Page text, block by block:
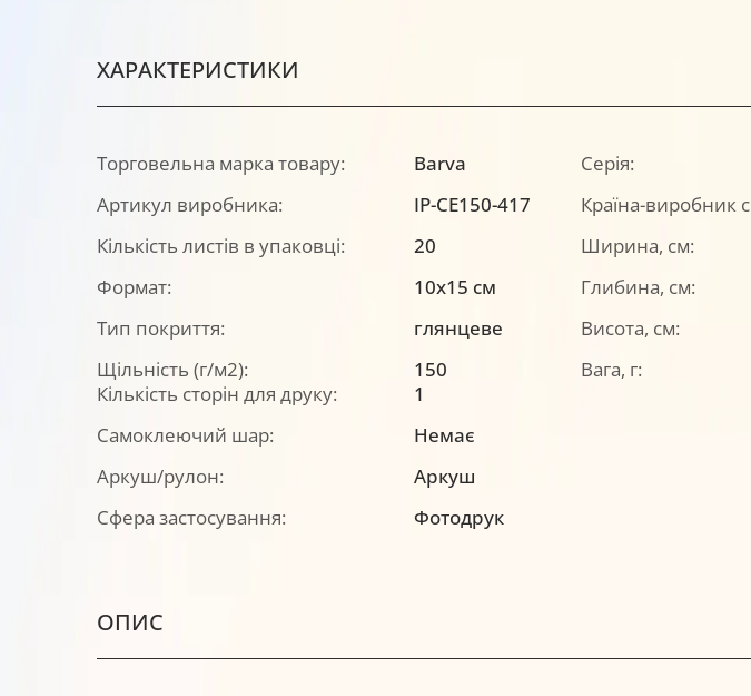
ХАРАКТЕРИСТИКИ
Торговельна марка товару:
Barva
Артикул виробника:
IP-CE150-417
Кількість листів в упаковці:
20
Формат:
10x15 см
Тип покриття:
глянцеве
Щільність (г/м2):
150
Серія:
Країна-виробник
Ширина, см:
Глибина, см:
Висота, см:
Вага, г:
Кількість сторін для друку:
1
Самоклеючий шар:
Немає
Аркуш/рулон:
Аркуш
Сфера застосування:
Фотодрук
ОПИС